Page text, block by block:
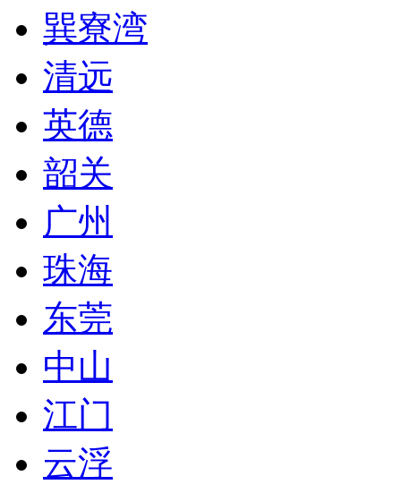
巽寮湾
清远
英德
韶关
广州
珠海
东莞
中山
江门
云浮